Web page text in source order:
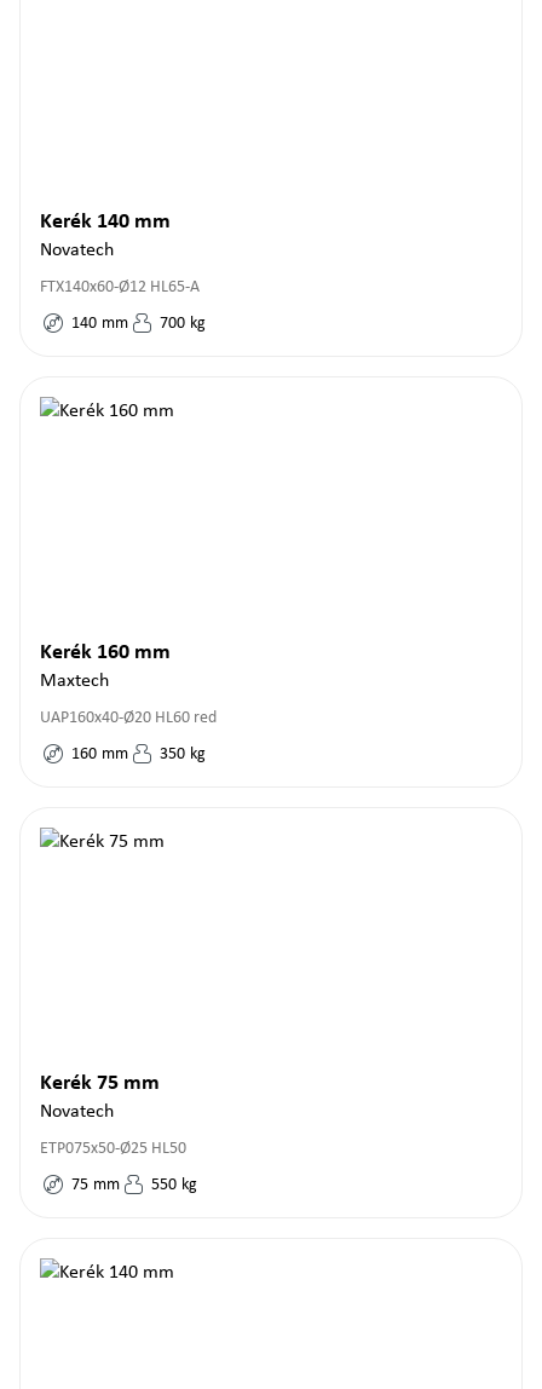
Kerék 140 mm
Novatech
FTX140x60-Ø12 HL65-A
140 mm 700 kg
Kerék 160 mm
Maxtech
UAP160x40-Ø20 HL60 red
160 mm 350 kg
Kerék 75 mm
Novatech
ETP075x50-Ø25 HL50
75 mm 550 kg